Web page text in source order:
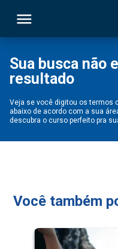
Sua busca não
resultado
Veja se você digitou os termos
abaixo de acordo com a sua
descubra o curso perfeito pra
Você também